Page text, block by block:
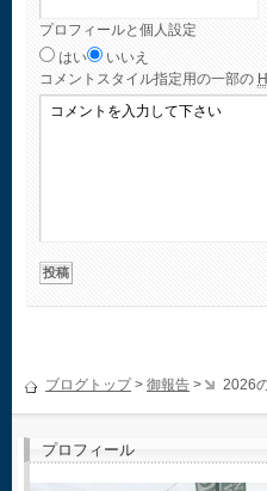
プロフィールと個人設定
はい
いいえ
コメント スタイル指定用の一部の
ブログトップ> 御報告 > 2026
プロフィール